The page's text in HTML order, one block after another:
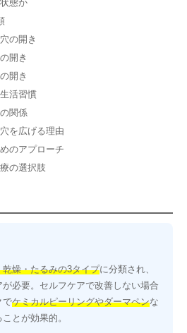
態か
の開き
開き
開き
活習慣
関係
を広げる理由
のアプローチ
の選択肢
乾燥・たるみの3タイプに分類され、
必要。セルフケアで改善しない場合
でケミカルピーリングやダーマペンな
とが効果的。